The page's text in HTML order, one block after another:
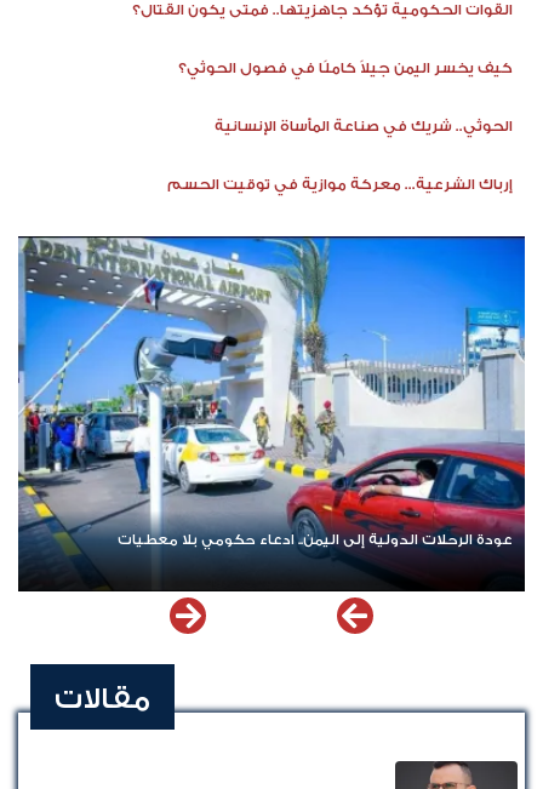
القوات الحكومية تؤكد جاهزيتها.. فمتى يكون القتال؟
كيف يخسر اليمن جيلاً كاملًا في فصول الحوثي؟
الحوثي.. شريك في صناعة المأساة الإنسانية
إرباك الشرعية... معركة موازية في توقيت الحسم
عودة الرحلات الدولية إلى اليمن.. ادعاء حكومي بلا معطيات
مقالات